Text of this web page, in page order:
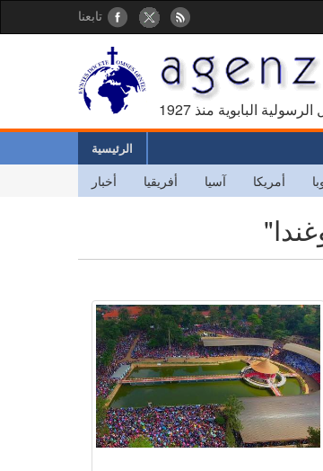
تابعنا
الرسولية البابوية منذ
الرئيسية
أخبار أفريقيا آسيا أمريكا